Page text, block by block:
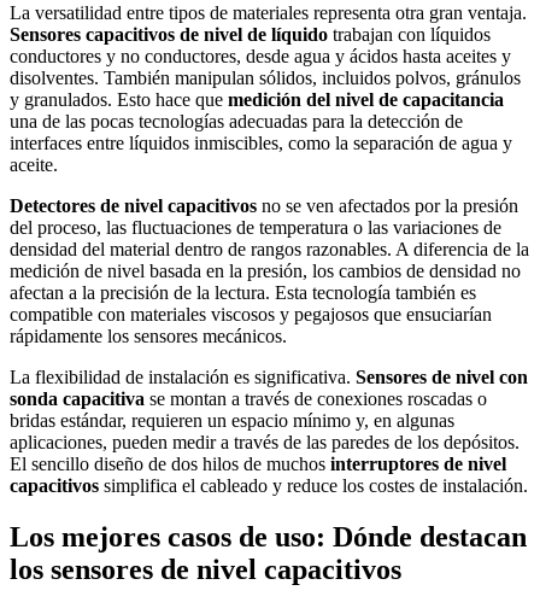
La versatilidad entre tipos de materiales representa otra gran ventaja.
Sensores capacitivos de nivel de líquido trabajan con líquidos
conductores y no conductores, desde agua y ácidos hasta aceites y
disolventes. También manipulan sólidos, incluidos polvos, gránulos
y granulados. Esto hace que medición del nivel de capacitancia
una de las pocas tecnologías adecuadas para la detección de
interfaces entre líquidos inmiscibles, como la separación de agua y
aceite.
Detectores de nivel capacitivos no se ven afectados por la presión
del proceso, las fluctuaciones de temperatura o las variaciones de
densidad del material dentro de rangos razonables. A diferencia de la
medición de nivel basada en la presión, los cambios de densidad no
afectan a la precisión de la lectura. Esta tecnología también es
compatible con materiales viscosos y pegajosos que ensuciarían
rápidamente los sensores mecánicos.
La flexibilidad de instalación es significativa. Sensores de nivel con
sonda capacitiva se montan a través de conexiones roscadas o
bridas estándar, requieren un espacio mínimo y, en algunas
aplicaciones, pueden medir a través de las paredes de los depósitos.
El sencillo diseño de dos hilos de muchos interruptores de nivel
capacitivos simplifica el cableado y reduce los costes de instalación.
Los mejores casos de uso: Dónde destacan
los sensores de nivel capacitivos